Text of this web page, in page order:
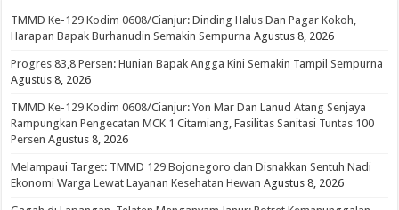
TMMD Ke-129 Kodim 0608/Cianjur: Dinding Halus Dan Pagar Kokoh,
Harapan Bapak Burhanudin Semakin Sempurna Agustus 8, 2026
Progres 83,8 Persen: Hunian Bapak Angga Kini Semakin Tampil Sempurna
Agustus 8, 2026
TMMD Ke-129 Kodim 0608/Cianjur: Yon Mar Dan Lanud Atang Senjaya
Rampungkan Pengecatan MCK 1 Citamiang, Fasilitas Sanitasi Tuntas 100
Persen Agustus 8, 2026
Melampaui Target: TMMD 129 Bojonegoro dan Disnakkan Sentuh Nadi
Ekonomi Warga Lewat Layanan Kesehatan Hewan Agustus 8, 2026